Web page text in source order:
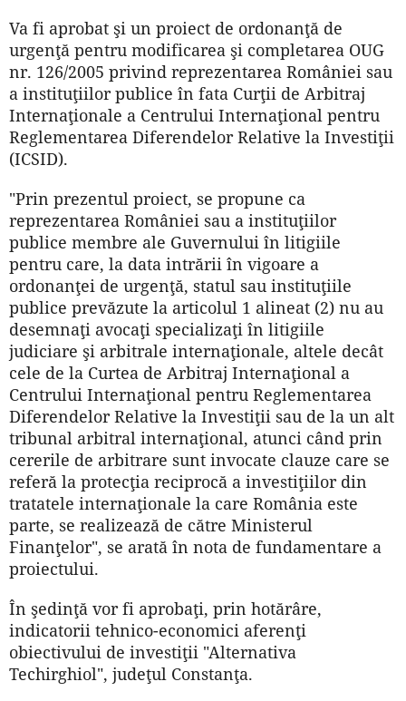
Va fi aprobat şi un proiect de ordonanţă de
urgenţă pentru modificarea şi completarea OUG
nr. 126/2005 privind reprezentarea României sau
a instituţiilor publice în fata Curţii de Arbitraj
Internaţionale a Centrului Internaţional pentru
Reglementarea Diferendelor Relative la Investiţii
(ICSID).
"Prin prezentul proiect, se propune ca
reprezentarea României sau a instituţiilor
publice membre ale Guvernului în litigiile
pentru care, la data intrării în vigoare a
ordonanţei de urgenţă, statul sau instituţiile
publice prevăzute la articolul 1 alineat (2) nu au
desemnaţi avocaţi specializaţi în litigiile
judiciare şi arbitrale internaţionale, altele decât
cele de la Curtea de Arbitraj Internaţional a
Centrului Internaţional pentru Reglementarea
Diferendelor Relative la Investiţii sau de la un alt
tribunal arbitral internaţional, atunci când prin
cererile de arbitrare sunt invocate clauze care se
referă la protecţia reciprocă a investiţiilor din
tratatele internaţionale la care România este
parte, se realizează de către Ministerul
Finanţelor", se arată în nota de fundamentare a
proiectului.
În şedinţă vor fi aprobaţi, prin hotărâre,
indicatorii tehnico-economici aferenţi
obiectivului de investiţii "Alternativa
Techirghiol", judeţul Constanţa.